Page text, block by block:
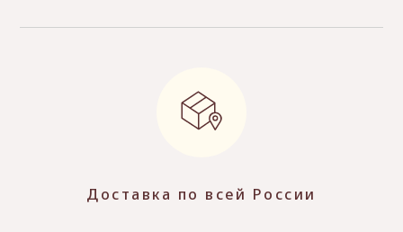
Доставка по всей России